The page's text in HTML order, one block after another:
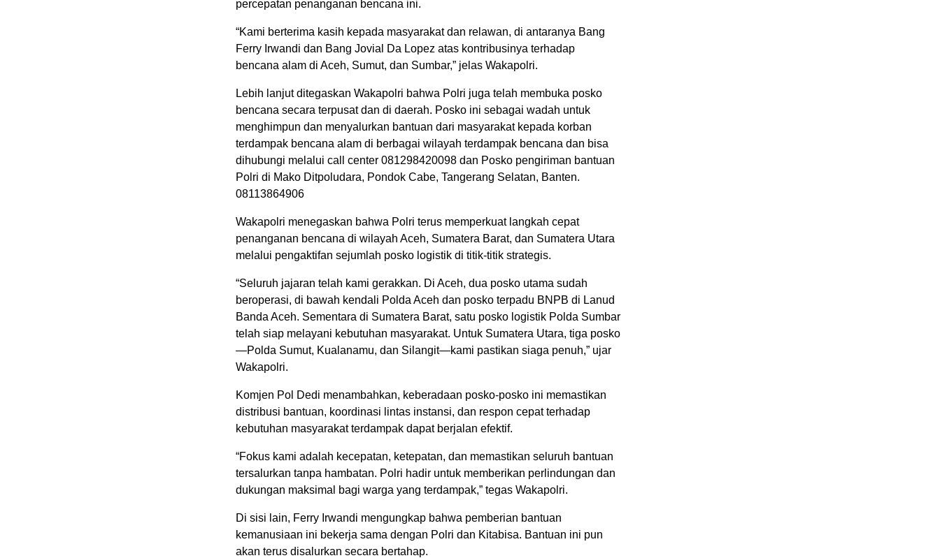
percepatan penanganan bencana ini.
“Kami berterima kasih kepada masyarakat dan relawan, di antaranya Bang
Ferry Irwandi dan Bang Jovial Da Lopez atas kontribusinya terhadap
bencana alam di Aceh, Sumut, dan Sumbar,” jelas Wakapolri.
Lebih lanjut ditegaskan Wakapolri bahwa Polri juga telah membuka posko
bencana secara terpusat dan di daerah. Posko ini sebagai wadah untuk
menghimpun dan menyalurkan bantuan dari masyarakat kepada korban
terdampak bencana alam di berbagai wilayah terdampak bencana dan bisa
dihubungi melalui call center 081298420098 dan Posko pengiriman bantuan
Polri di Mako Ditpoludara, Pondok Cabe, Tangerang Selatan, Banten.
08113864906
Wakapolri menegaskan bahwa Polri terus memperkuat langkah cepat
penanganan bencana di wilayah Aceh, Sumatera Barat, dan Sumatera Utara
melalui pengaktifan sejumlah posko logistik di titik-titik strategis.
“Seluruh jajaran telah kami gerakkan. Di Aceh, dua posko utama sudah
beroperasi, di bawah kendali Polda Aceh dan posko terpadu BNPB di Lanud
Banda Aceh. Sementara di Sumatera Barat, satu posko logistik Polda Sumbar
telah siap melayani kebutuhan masyarakat. Untuk Sumatera Utara, tiga posko
—Polda Sumut, Kualanamu, dan Silangit—kami pastikan siaga penuh,” ujar
Wakapolri.
Komjen Pol Dedi menambahkan, keberadaan posko-posko ini memastikan
distribusi bantuan, koordinasi lintas instansi, dan respon cepat terhadap
kebutuhan masyarakat terdampak dapat berjalan efektif.
“Fokus kami adalah kecepatan, ketepatan, dan memastikan seluruh bantuan
tersalurkan tanpa hambatan. Polri hadir untuk memberikan perlindungan dan
dukungan maksimal bagi warga yang terdampak,” tegas Wakapolri.
Di sisi lain, Ferry Irwandi mengungkap bahwa pemberian bantuan
kemanusiaan ini bekerja sama dengan Polri dan Kitabisa. Bantuan ini pun
akan terus disalurkan secara bertahap.